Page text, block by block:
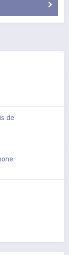
de